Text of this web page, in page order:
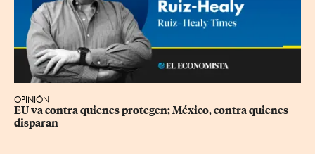
OPINIÓN
EU va contra quienes protegen; México, contra quienes
disparan